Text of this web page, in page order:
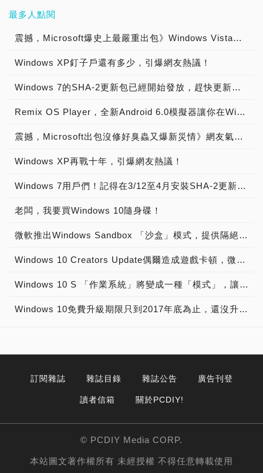
最多人點閱
震撼，Microsoft爆史上最嚴重出包》Windows Vista、7、8與8.1全中獎，安裝更新之後就得要修理或重灌！
Windows XP釘子戶還有多少，引爆網友熱議！
Windows 7的SHA-2更新包已經開始發放，趕快更新！7/16後就不用擔心Windows Update不能用啦！
Remix OS Player，全新Android 6.0模擬器讓你在Windows玩手機遊戲
震撼，Microsoft出包沒修好臭蟲又爆新災情》網友氣炸爆Windows Update比病毒還可怕，視窗更新一波未平一波又起！
Windows XP再戰十年，引爆網友熱議！
Windows 7用戶們！記得在3/12至4月安裝SHA-2更新包！以便7/16以後可以繼續使用Windows Update
老闆，我要買Windows 10隨身碟！
微軟推出Windows Sandbox 「沙盒」模式，提供隔絕化程式執行環境，以提升系統安全
Windows 10 Creators Update偶爾造成遊戲卡頓，微軟工程師已承認此問題！
Windows 10 S 「作業系統」將變成一種「模式」，讓每個用戶能「享用」其優勢
Windows 10免費升級期限只到2017年底為止，還沒升級的用戶請趕快升級！
訂閱雜誌 雜誌目錄 雜誌公告 廣告刊登
讀者信箱 關於PCDIY!
© PCDIY Media CORP.
本站圖文著作權所有 未經授權 不得任意轉載使用